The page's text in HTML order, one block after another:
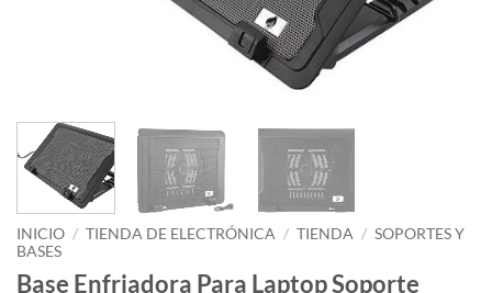
INICIO / TIENDA DE ELECTRÓNICA / TIENDA / SOPORTES Y
BASES
Base Enfriadora Para Laptop Soporte